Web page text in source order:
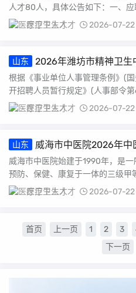
人才80人，具体公告如下：一、
国国籍;2....
医疗卫生人才 2026-07-22
山东
2026年潍坊市精神卫生
（9人）
根据《事业单位人事管理条例》(
开招聘人员暂行规定》(人事部令
聘人员实施...
医疗卫生人才 2026-07-22
山东 威海市中医院2026年
威海市中医院始建于1990年，是一
预防、保健、康复于一体的三级甲
家第二批中医...
医疗卫生人才 2026-07-22
首页 上一页 1 2 3
下一页